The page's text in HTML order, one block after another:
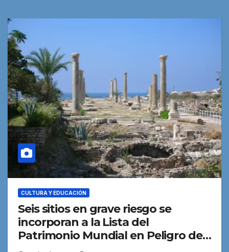
CULTURA Y EDUCACIÓN
Seis sitios en grave riesgo se
incorporan a la Lista del
Patrimonio Mundial en Peligro de
la UNESCO